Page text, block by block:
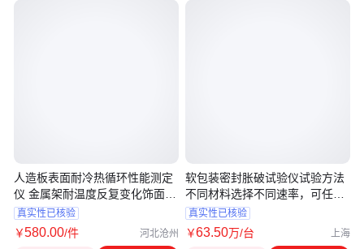
人造板表面耐冷热循环性能测定
仪 金属架耐温度反复变化饰面试
件
真实性已核验
￥580.00/件 河北沧州
软包装密封胀破试验仪试验方法
不同材料选择不同速率，可任意
设置
真实性已核验
￥63.50万/台 上海